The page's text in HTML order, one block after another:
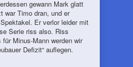
gewann Mark glatt
war Timo dran, und er
Er verlor leider mit
Serie riss also. Riss
Minus-Mann werden wir
Defizit“ auflegen.